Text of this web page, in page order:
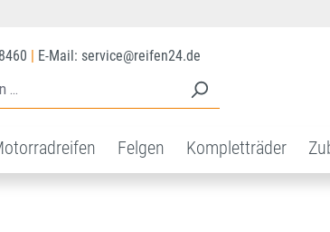
E-Mail: service@reifen24.de
Felgen Kompletträder